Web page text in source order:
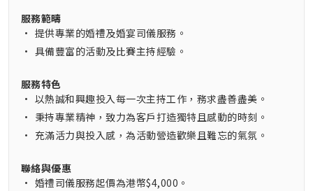
服務範疇
• 提供專業的婚禮及婚宴司儀服務。
• 具備豐富的活動及比賽主持經驗。
服務特色
• 以熱誠和興趣投入每一次主持工作，務求盡善盡美。
• 秉持專業精神，致力為客戶打造獨特且感動的時刻。
• 充滿活力與投入感，為活動營造歡樂且難忘的氣氛。
聯絡與優惠
• 婚禮司儀服務起價為港幣$4,000。